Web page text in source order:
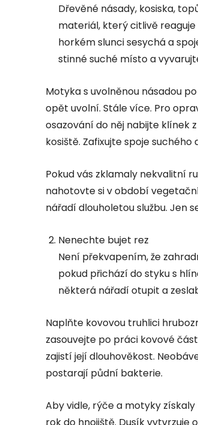
Dřevěné násady, kosiska,
materiál, který citlivě
horkém slunci sesychá a
stinné suché místo a
Motyka s uvolněnou násadou
opět uvolní. Stále více. Pro
osazování do něj nabijte klínek
kosiště. Zafixujte spoje
Pokud vás zklamaly nekvalitní
nahotovte si v období
nářadí dlouholetou službu. Jen
Nenechte bujet rez
Není překvapením, že
pokud přichází do styku s
některá nářadí otupit a
Naplňte kovovou truhlici
zasouvejte po práci kovové
zajistí její dlouhověkost.
postarají půdní bakterie.
Aby vidle, rýče a motyky